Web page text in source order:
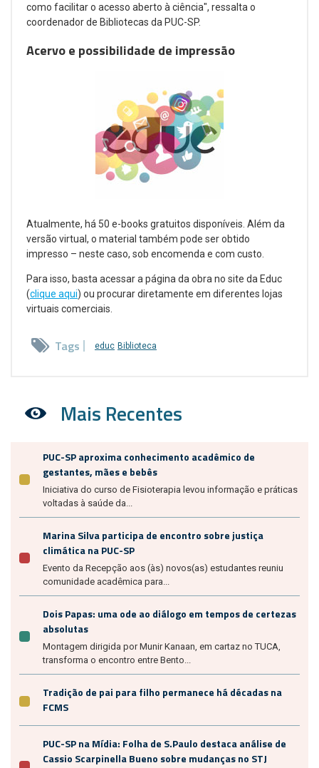
como facilitar o acesso aberto à ciência", ressalta o
coordenador de Bibliotecas da PUC-SP.
Acervo e possibilidade de impressão
Atualmente, há 50 e-books gratuitos disponíveis. Além da
versão virtual, o material também pode ser obtido
impresso – neste caso, sob encomenda e com custo.
Para isso, basta acessar a página da obra no site da Educ
(clique aqui) ou procurar diretamente em diferentes lojas
virtuais comerciais.
Tags educ Biblioteca
Mais Recentes
PUC-SP aproxima conhecimento acadêmico de
gestantes, mães e bebês
Iniciativa do curso de Fisioterapia levou informação e práticas
voltadas à saúde da...
Marina Silva participa de encontro sobre justiça
climática na PUC-SP
Evento da Recepção aos (às) novos(as) estudantes reuniu
comunidade acadêmica para...
Dois Papas: uma ode ao diálogo em tempos de certezas
absolutas
Montagem dirigida por Munir Kanaan, em cartaz no TUCA,
transforma o encontro entre Bento...
Tradição de pai para filho permanece há décadas na
FCMS
PUC-SP na Mídia: Folha de S.Paulo destaca análise de
Cassio Scarpinella Bueno sobre mudanças no STJ